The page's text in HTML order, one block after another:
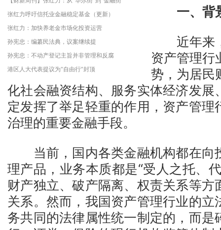
张红力呼吁信托业金融稳定基金（更新）
张红力：加快养老金市场化投资运营
孙宪忠：编纂民法典，议案继续提
孙宪忠：不动产登记主旨并非管理和反腐
港区人大代表提议为“自由行”封顶
一、背
近年来，
资产管理行
势，为居民
化社会融资结构、服务实体经济发展
定发挥了举足轻重的作用，资产管理
治理的重要金融手段。
当前，国内各类金融机构都在向
理产品，业务本质都是“受人之托、
财产独立、破产隔离、权责关系等方
关系。然而，我国资产管理行业的立
务共同的法律属性统一制定的，而是